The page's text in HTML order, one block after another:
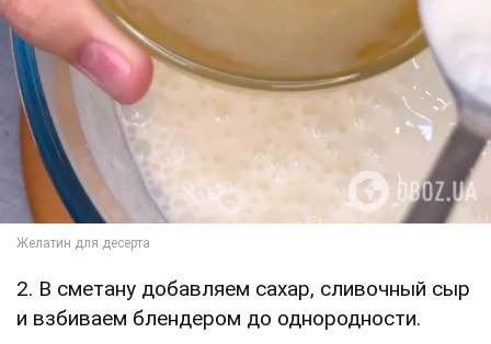
2. В сметану добавляем сахар, сливочный сыр
и взбиваем блендером до однородности.